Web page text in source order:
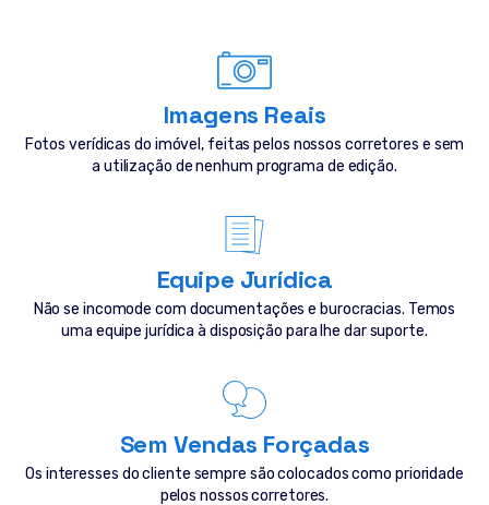
Imagens Reais
Fotos verídicas do imóvel, feitas pelos nossos corretores e sem
a utilização de nenhum programa de edição.
Equipe Jurídica
Não se incomode com documentações e burocracias. Temos
uma equipe jurídica à disposição para lhe dar suporte.
Sem Vendas Forçadas
Os interesses do cliente sempre são colocados como prioridade
pelos nossos corretores.